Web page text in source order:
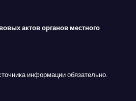
актов органов местного
информации обязательно.